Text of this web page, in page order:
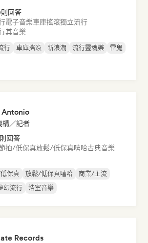
回答
電子音樂車庫搖滾獨立流行
其音樂
行 車庫搖滾 新浪潮 流行靈魂樂
雷鬼
構／記者
回答
拍/低保真放鬆/低保真嘻哈古典音樂
保真 放鬆/低保真嘻哈
商業/主流
幻流行 浩室音樂
Records